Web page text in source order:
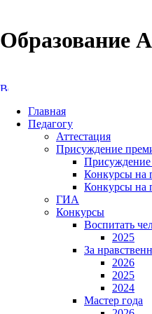
Образование
Главная
Педагогу
Аттестация
Присуждение
Конкурсы на
Конкурсы на
ГИА
Конкурсы
Воспитать
2025
За
2026
2025
2024
Мастер года